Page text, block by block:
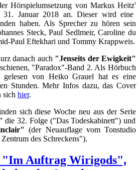
Hörspielumsetzung von Markus Heitz'
Januar 2018 an. Dieser wird eine
haben. Als Sprecher zu hören sein
Steck, Paul Sedlmeir, Caroline du
Paul Eftekhari und Tommy Krappweis.
danach auch "Jenseits der Ewigkeit"
"Paradox"-Band 2. Als Hörbuch
von Heiko Grauel hat es eine
Stunden. Mehr Infos dazu, das Cover
sich hier.
sich diese Woche neu aus der Serie
die 32. Folge ("Das Todeskabinett") und
(der Neuauflage vom Tonstudio
des Schreckens").
"Im Auftrag Wirigods",